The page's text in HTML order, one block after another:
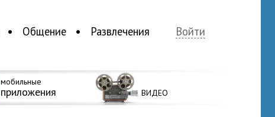
Общение Развлечения Войти
мобильные
приложения ВИДЕО